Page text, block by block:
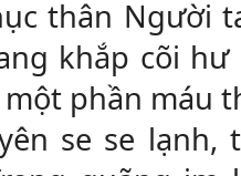
thân Người
khắp cõi
phần máu
se se